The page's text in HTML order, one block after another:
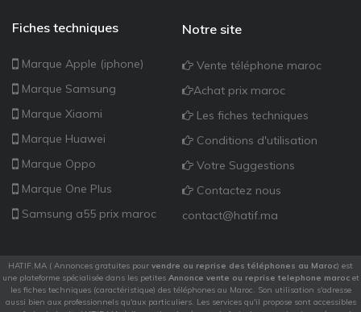
Fiches techniques
Marque Apple (iphone)
Marque Samsung
Marque Xiaomi
Marque Huawei
Marque Oppo
Marque One Plus
Samsung a55 prix maroc
Notre site
Vente téléphone maroc
Achat prix maroc
Les fiches techniques
Conditions d'utilisation
Votre Suggestions
Contactez nous
contact@hatif.ma
HATIF.MA ( Annonces gratuites pour vendre ou reprise des téléphones au Maroc) est
une plateforme spécialisée dans les petites Annonce vente ou reprise telephone marocet
les fiches techniques (caractéristique) des téléphones au Maroc. Son utilisation s'adresse
aussi bien aux professionnels qu'aux particuliers. Les services qu'il propose sont accessibles